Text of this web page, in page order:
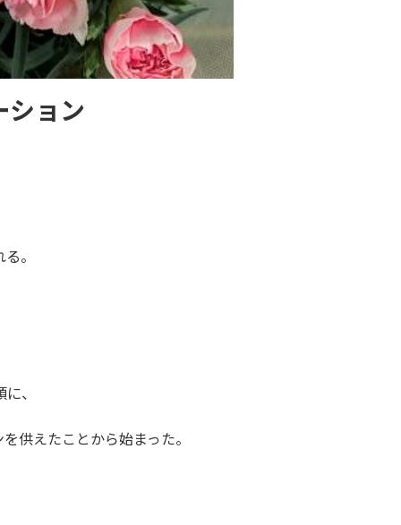
ョン
。
、
供えたことから始まった。